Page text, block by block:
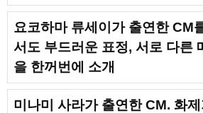
요코하마 류세이가 출연한 CM
서도 부드러운 표정, 서로 다른
을 한꺼번에 소개
미나미 사라가 출연한 CM. 화